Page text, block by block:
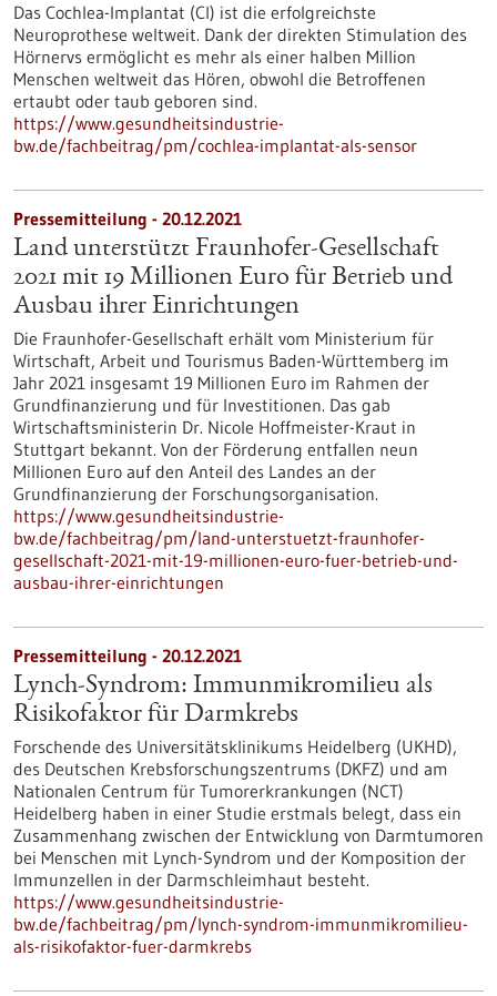
Das Cochlea-Implantat (CI) ist die erfolgreichste
Neuroprothese weltweit. Dank der direkten Stimulation des
Hörnervs ermöglicht es mehr als einer halben Million
Menschen weltweit das Hören, obwohl die Betroffenen
ertaubt oder taub geboren sind.
https://www.gesundheitsindustrie-
bw.de/fachbeitrag/pm/cochlea-implantat-als-sensor
Pressemitteilung - 20.12.2021
Land unterstützt Fraunhofer-Gesellschaft
2021 mit 19 Millionen Euro für Betrieb und
Ausbau ihrer Einrichtungen
Die Fraunhofer-Gesellschaft erhält vom Ministerium für
Wirtschaft, Arbeit und Tourismus Baden-Württemberg im
Jahr 2021 insgesamt 19 Millionen Euro im Rahmen der
Grundfinanzierung und für Investitionen. Das gab
Wirtschaftsministerin Dr. Nicole Hoffmeister-Kraut in
Stuttgart bekannt. Von der Förderung entfallen neun
Millionen Euro auf den Anteil des Landes an der
Grundfinanzierung der Forschungsorganisation.
https://www.gesundheitsindustrie-
bw.de/fachbeitrag/pm/land-unterstuetzt-fraunhofer-
gesellschaft-2021-mit-19-millionen-euro-fuer-betrieb-und-
ausbau-ihrer-einrichtungen
Pressemitteilung - 20.12.2021
Lynch-Syndrom: Immunmikromilieu als
Risikofaktor für Darmkrebs
Forschende des Universitätsklinikums Heidelberg (UKHD),
des Deutschen Krebsforschungszentrums (DKFZ) und am
Nationalen Centrum für Tumorerkrankungen (NCT)
Heidelberg haben in einer Studie erstmals belegt, dass ein
Zusammenhang zwischen der Entwicklung von Darmtumoren
bei Menschen mit Lynch-Syndrom und der Komposition der
Immunzellen in der Darmschleimhaut besteht.
https://www.gesundheitsindustrie-
bw.de/fachbeitrag/pm/lynch-syndrom-immunmikromilieu-
als-risikofaktor-fuer-darmkrebs